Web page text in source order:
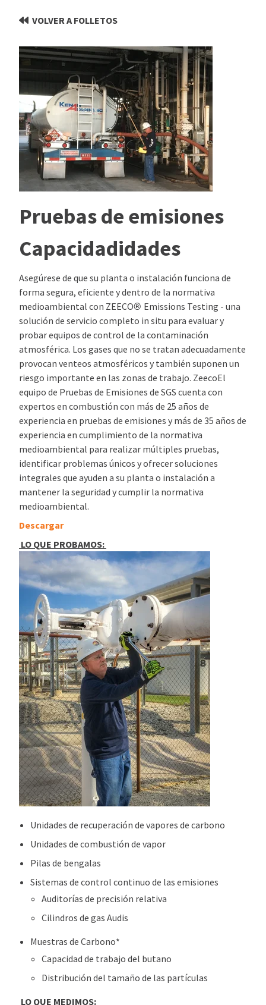
VOLVER A FOLLETOS
Pruebas de emisiones
Capacidadidades
Asegúrese de que su planta o instalación funciona de
forma segura, eficiente y dentro de la normativa
medioambiental con ZEECO® Emissions Testing - una
solución de servicio completo in situ para evaluar y
probar equipos de control de la contaminación
atmosférica. Los gases que no se tratan adecuadamente
provocan venteos atmosféricos y también suponen un
riesgo importante en las zonas de trabajo. ZeecoEl
equipo de Pruebas de Emisiones de SGS cuenta con
expertos en combustión con más de 25 años de
experiencia en pruebas de emisiones y más de 35 años de
experiencia en cumplimiento de la normativa
medioambiental para realizar múltiples pruebas,
identificar problemas únicos y ofrecer soluciones
integrales que ayuden a su planta o instalación a
mantener la seguridad y cumplir la normativa
medioambiental.
Descargar
LO QUE PROBAMOS:
Unidades de recuperación de vapores de carbono
Unidades de combustión de vapor
Pilas de bengalas
Sistemas de control continuo de las emisiones
Auditorías de precisión relativa
Cilindros de gas Audis
Muestras de Carbono*
Capacidad de trabajo del butano
Distribución del tamaño de las partículas
LO QUE MEDIMOS: